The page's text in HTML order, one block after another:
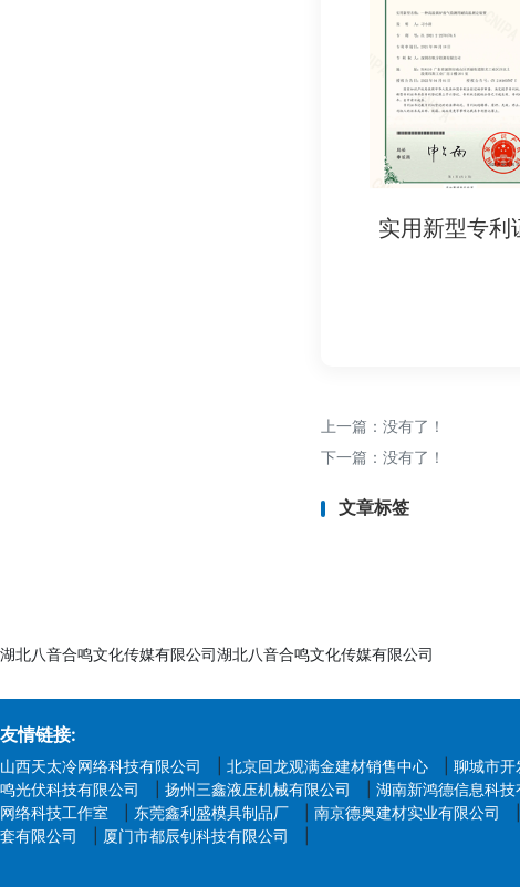
实用新型
上一篇：没有了！
下一篇：没有了！
文章标签
湖北八音合鸣文化传媒有限公司湖北八音合鸣文化传媒有限公司
友情链接:
山西天太冷网络科技有限公司 北京回龙观满金建材销售中心 聊城市开
鸣光伏科技有限公司
扬州三鑫液压机械有限公司 湖南新鸿德信息科技
网络科技工作室
东莞鑫利盛模具制品厂 南京德奥建材实业有限公司
套有限公司
厦门市都辰钊科技有限公司